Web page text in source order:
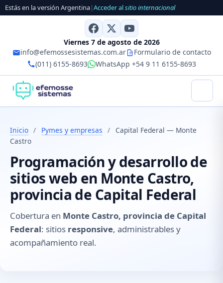
Estás en la versión Argentina|Acceder alsitio internacional
Viernes 7 de agosto de 2026
info@efemossesistemas.com.ar
Formulario de contacto
(011) 6155-8693
WhatsApp +54 9 11 6155-8693
Inicio / Pymes y empresas /
Capital Federal — Monte
Castro
Programación y desarrollo de
sitios web en Monte Castro,
provincia de Capital Federal
Cobertura en Monte Castro, provincia de Capital
Federal: sitios responsive, administrables y
acompañamiento real.